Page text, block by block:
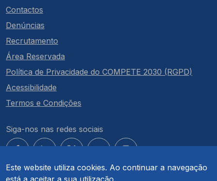
Este website utiliza cookies. Ao continuar a navegação
está a aceitar a sua utilização.
Contactos
Denúncias
Recrutamento
Área Reservada
Política de Privacidade do COMPETE 2030 (RGPD)
Acessibilidade
Termos e Condições
Siga-nos nas redes sociais